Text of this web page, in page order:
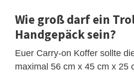
Wie groß darf ein
Handgepäck sein?
Euer Carry-on Koffer sollte
maximal 56 cm x 45 cm x 25